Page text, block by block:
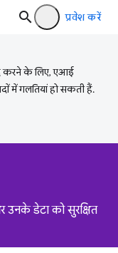
प्रवेश करें
करने के लिए, एआई
में गलतियां हो सकती हैं.
डेटा को सुरक्षित